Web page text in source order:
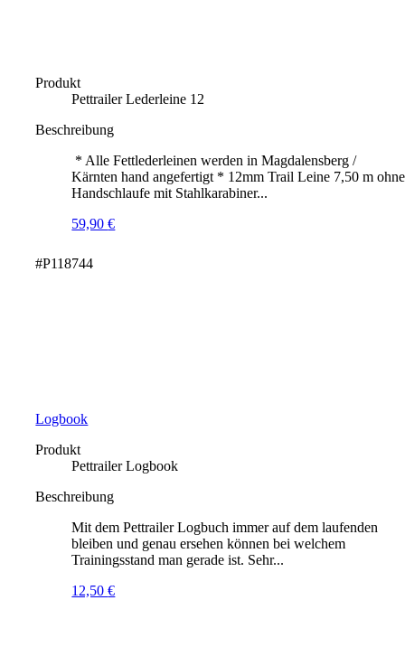
Produkt
Pettrailer Lederleine 12
Beschreibung
* Alle Fettlederleinen werden in Magdalensberg /
Kärnten hand angefertigt * 12mm Trail Leine 7,50 m ohne
Handschlaufe mit Stahlkarabiner...
59,90€
#P118744
Logbook
Produkt
Pettrailer Logbook
Beschreibung
Mit dem Pettrailer Logbuch immer auf dem laufenden
bleiben und genau ersehen können bei welchem
Trainingsstand man gerade ist. Sehr...
12,50€